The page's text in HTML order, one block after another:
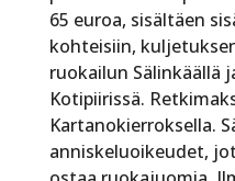
65 euroa, sisältäen
kohteisiin,
ruokailun Sälinkäällä
Kotipiirissä.
Kartanokierroksella.
anniskeluoikeudet,